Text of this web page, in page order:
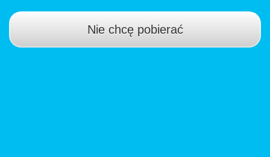
Nie chcę pobierać